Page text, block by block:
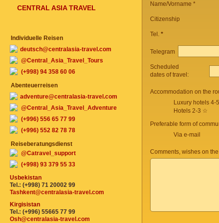
Name/Vorname *
Citizenship
Tel. *
Telegram
Scheduled
dates of travel:
Accommodation on the
Luxury hotels 4-
Hotels 2-3 ☆
Preferable form of
Via e-mail
Comments, wishes on
CENTRAL ASIA TRAVEL
Individuelle Reisen
deutsch@centralasia-travel.com
@Central_Asia_Travel_Tours
(+998) 94 358 60 06
Abenteuerreisen
adventure@centralasia-travel.com
@Central_Asia_Travel_Adventure
(+996) 556 65 77 99
(+996) 552 82 78 78
Reiseberatungsdienst
@Catravel_support
(+998) 93 379 55 33
Usbekistan
Tel.: (+998) 71 20002 99
Tashkent@centralasia-travel.com
Kirgisistan
Tel.: (+996) 55665 77 99
Osh@centralasia-travel.com